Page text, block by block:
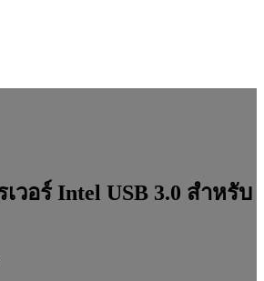
วอร์ Intel USB 3.0 สำหรับ